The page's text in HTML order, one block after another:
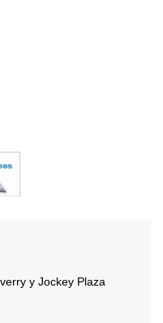
y Jockey Plaza